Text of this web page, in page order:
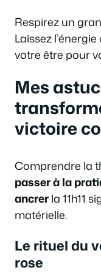
Respirez un
Laissez
votre être pour
Mes
victoire
Comprendre la
passer à la
ancrerla 11h11
matérielle.
Le rituel du
rose